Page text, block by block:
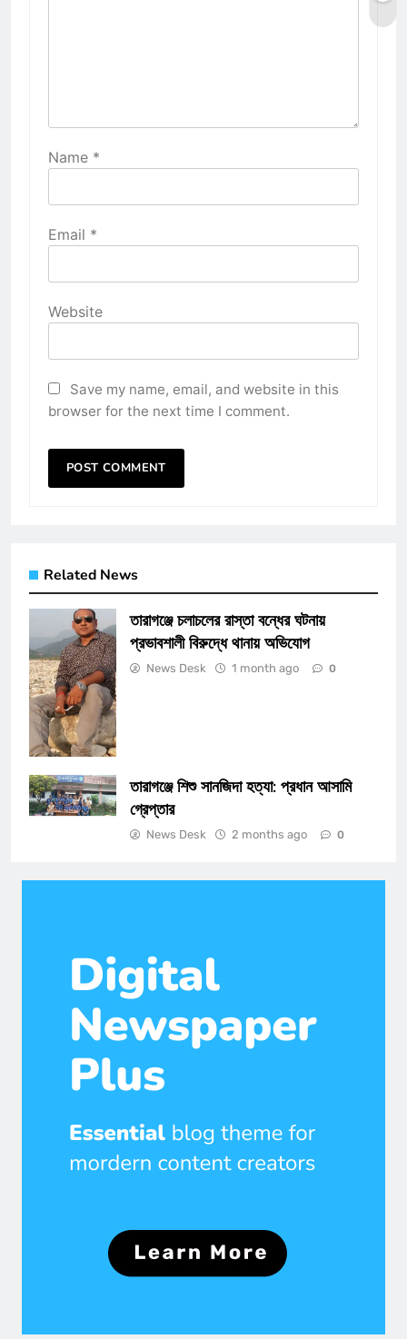
Name *
Email *
Website
Save my name, email, and website in this
browser for the next time I comment.
Related News
তারাগঞ্জে চলাচলের রাস্তা বন্ধের ঘটনায়
প্রভাবশালী বিরুদ্ধে থানায় অভিযোগ
News Desk 1 month ago 0
তারাগঞ্জে শিশু সানজিদা হত্যা: প্রধান আসামি
গ্রেপ্তার
News Desk 2 months ago 0